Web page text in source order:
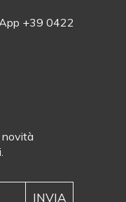
+39 0422
novità